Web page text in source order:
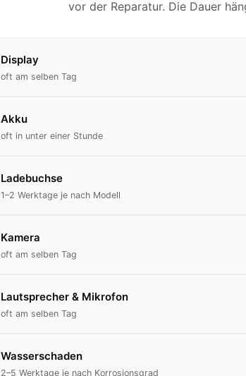
vor der Reparatur. Die Dauer
Display
oft am selben Tag
Akku
oft in unter einer Stunde
Ladebuchse
1–2 Werktage je nach Modell
Kamera
oft am selben Tag
Lautsprecher & Mikrofon
oft am selben Tag
Wasserschaden
2–5 Werktage je nach Korrosionsgrad